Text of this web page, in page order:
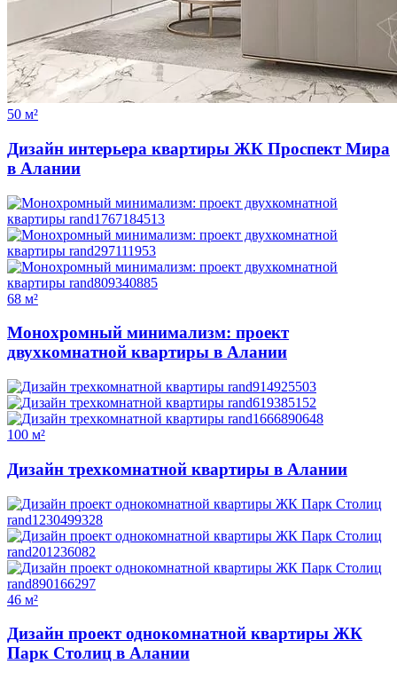
50 м²
Дизайн интерьера квартиры ЖК Проспект Мира
в Алании
68 м²
Монохромный минимализм: проект
двухкомнатной квартиры в Алании
100 м²
Дизайн трехкомнатной квартиры в Алании
46 м²
Дизайн проект однокомнатной квартиры ЖК
Парк Столиц в Алании